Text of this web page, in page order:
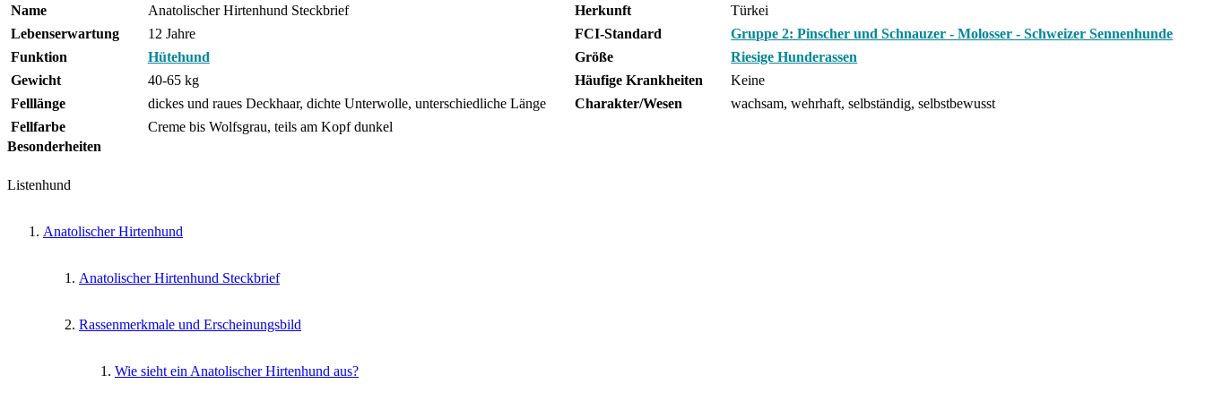
Name Anatolischer Hirtenhund Steckbrief Herkunft
Türkei
Lebenserwartung
12 Jahre FCI-Standard
Gruppe 2: Pinscher und Schnauzer - Molosser - Schweizer Sennenhunde
Funktion
Hütehund Größe
Riesige Hunderassen
Gewicht
40-65 kg Häufige Krankheiten
Keine
Felllänge
dickes und raues Deckhaar, dichte Unterwolle, unterschiedliche Länge Charakter/Wesen
wachsam, wehrhaft, selbständig, selbstbewusst
Fellfarbe
Creme bis Wolfsgrau, teils am Kopf dunkel
Besonderheiten
Listenhund
Anatolischer Hirtenhund
Anatolischer Hirtenhund Steckbrief
Rassenmerkmale und Erscheinungsbild
Wie sieht ein Anatolischer Hirtenhund aus?